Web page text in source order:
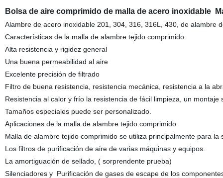
Bolsa de aire comprimido de malla de acero inoxidable
Alambre de acero inoxidable 201, 304, 316, 316L, 430, de alambre
Características de la malla de alambre tejido comprimido:
Alta resistencia y rigidez general
Una buena permeabilidad al aire
Excelente precisión de filtrado
Filtro de buena resistencia, resistencia mecánica, resistencia a la
Resistencia al calor y frío la resistencia de fácil limpieza, un
Tamaños especiales puede ser personalizado.
Aplicaciones de la malla de alambre tejido comprimido
Malla de alambre tejido comprimido se utiliza principalmente para
Los filtros de purificación de aire de varias máquinas y equipos.
La amortiguación de sellado, ( sorprendente prueba)
Silenciadores y Purificación de gases de escape de los